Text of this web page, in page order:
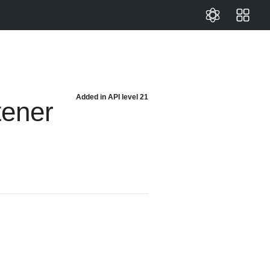
Added in API level 21